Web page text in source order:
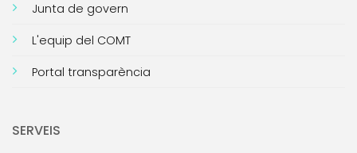
Junta de govern
L'equip del COMT
Portal transparència
SERVEIS